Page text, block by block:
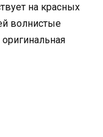
на красных
волнистые